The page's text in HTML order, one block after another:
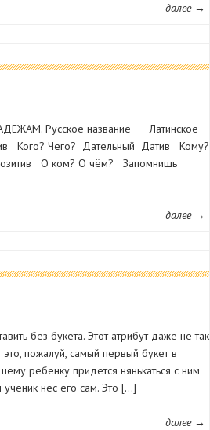
далее →
Русское название Латинское
Кого? Чего? Дательный Датив Кому?
О ком? О чём? Запомнишь
далее →
без букета. Этот атрибут даже не так
пожалуй, самый первый букет в
ребенку придется нянькаться с ним
нес его сам. Это […]
далее →